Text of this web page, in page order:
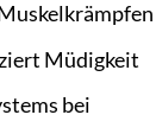
Müdigkeit
bei